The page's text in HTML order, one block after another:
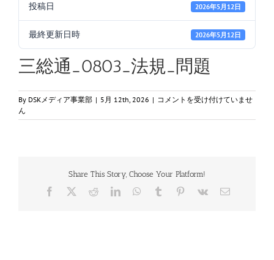
投稿日 2026年5月12日
最終更新日時 2026年5月12日
三総通_0803_法規_問題
By DSKメディア事業部 | 5月 12th, 2026 | 三
通
問
題
は
コメントを受け付けていませ
ん
Share This Story, Choose Your Platform!
Facebook RedditLinkedInWhatsApp
Tumblr Pinterest
Vk
電